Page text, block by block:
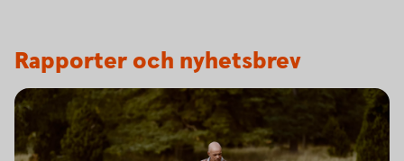
Rapporter och nyhetsbrev